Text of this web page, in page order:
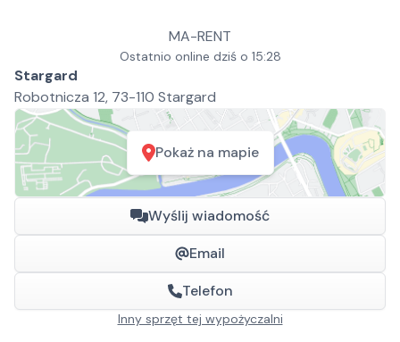
MA-RENT
Ostatnio online dziś o 15:28
Stargard
Robotnicza 12, 73-110 Stargard
Pokaż na mapie
Wyślij wiadomość
Email
Telefon
Inny sprzęt tej wypożyczalni